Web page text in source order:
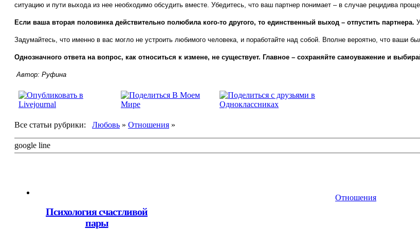
ситуацию и пути выхода из нее необходимо обсудить вместе. Убедитесь, что ваш партнер понимает – в случае рецидива
Если ваша вторая половинка действительно полюбила кого-то другого, то единственный выход – отпустить партнера.
Задумайтесь, что именно в вас могло не устроить любимого человека, и поработайте над собой. Вполне вероятно, что ваши
Однозначного ответа на вопрос, как относиться к измене, не существует. Главное – сохраняйте самоуважение и
Автор: Руфина
Все статьи рубрики: Любовь » Отношения »
google line
Отношения
Психология счастливой
пары